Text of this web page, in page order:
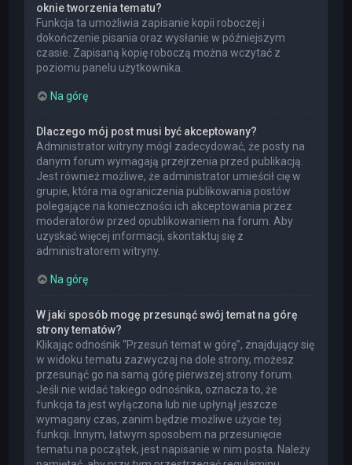
oknie tworzenia tematu?
Funkcja ta umożliwia zapisanie kopii roboczej i
dokończenie pisania oraz wysłanie w późniejszym
czasie. Zapisaną kopię roboczą można wczytać z
poziomu panelu użytkownika.
Na górę
Dlaczego mój post musi być akceptowany?
Administrator witryny mógł zadecydować, że posty na
danym forum wymagają przejrzenia przed publikacją.
Jest również możliwe, że administrator umieścił cię w
grupie, która ma ograniczenia publikowania postów
polegające na konieczności ich akceptowania przez
moderatorów przed opublikowaniem na forum. Aby
uzyskać więcej informacji, skontaktuj się z
administratorem witryny.
Na górę
W jaki sposób mogę przesunąć swój temat na górę
strony tematów?
Klikając odnośnik “Przesuń temat w górę”, znajdujący się
w widoku tematu zazwyczaj na dole strony, możesz
przesunąć go na samą górę pierwszej strony forum.
Jeśli nie widać takiego odnośnika, oznacza to, że
funkcja ta jest wyłączona lub nie upłynął jeszcze
wymagany czas, zanim będzie możliwe użycie tej
funkcji. Innym, łatwym sposobem na przesunięcie
tematu na początek, jest napisanie w nim posta. Należy